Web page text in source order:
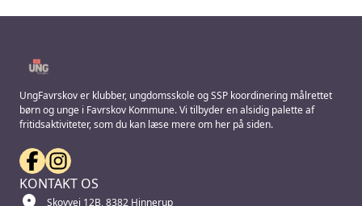
UngFavrskov er klubber, ungdomsskole og SSP koordinering målrettet
børn og unge i Favrskov Kommune. Vi tilbyder en alsidig palette af
fritidsaktiviteter, som du kan læse mere om her på siden.
KONTAKT OS
Skovvej 12B, 8382 Hinnerup